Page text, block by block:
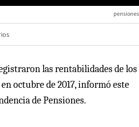
pensiones
las rentabilidades de los
octubre de 2017, informó este
de Pensiones.